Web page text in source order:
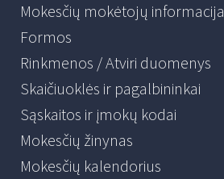
Mokesčių mokėtojų informacija
Formos
Rinkmenos / Atviri duomenys
Skaičiuoklės ir pagalbininkai
Sąskaitos ir įmokų kodai
Mokesčių žinynas
Mokesčių kalendorius